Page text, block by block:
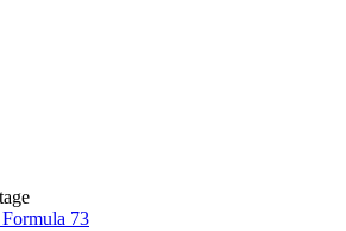
Formula 73